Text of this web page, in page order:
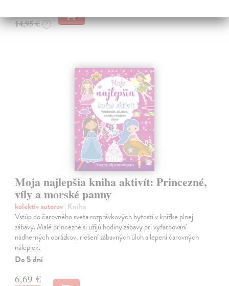
14,95 € ?
Moja najlepšia kniha aktivít: Princezné,
víly a morské panny
kolektív autorov| Kniha
Vstúp do čarovného sveta rozprávkových bytostí v knižke plnej
zábavy. Malé princezné si užijú hodiny zábavy pri vyfarbovaní
nádherných obrázkov, riešení zábavných úloh a lepení čarovných
nálepiek.
Do 5 dní
6,69 €